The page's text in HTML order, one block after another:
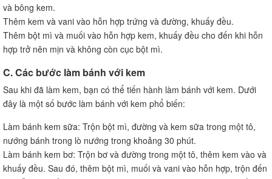
và bông kem.
Thêm kem và vani vào hỗn hợp trứng và đường, khuấy đều.
Thêm bột mì và muối vào hỗn hợp kem, khuấy đều cho đến khi hỗn
hợp trở nên mịn và không còn cục bột mì.
C. Các bước làm bánh với kem
Sau khi đã làm kem, bạn có thể tiến hành làm bánh với kem. Dưới
đây là một số bước làm bánh với kem phổ biến:
Làm bánh kem sữa: Trộn bột mì, đường và kem sữa trong một tô,
nướng bánh trong lò nướng trong khoảng 30 phút.
Làm bánh kem bơ: Trộn bơ và đường trong một tô, thêm kem vào và
khuấy đều. Sau đó, thêm bột mì, muối và vani vào hỗn hợp, trộn đến